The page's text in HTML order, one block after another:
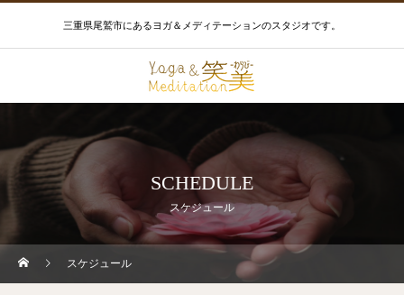
三重県尾鷲市にあるヨガ＆メディテーションのスタジオです。
SCHEDULE
スケジュール
スケジュール